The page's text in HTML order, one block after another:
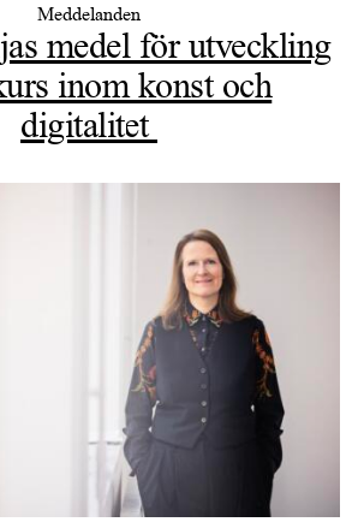
Meddelanden
medel för utveckling
inom konst och
digitalitet